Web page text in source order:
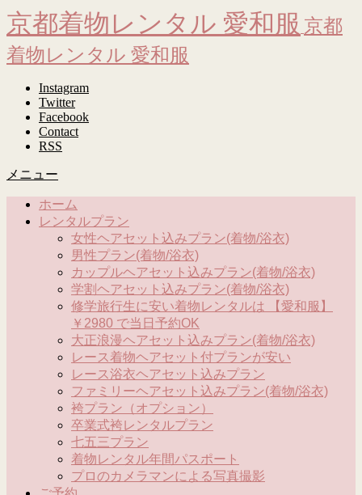
京都着物レンタル 愛和服 京都
着物レンタル 愛和服
Instagram
Twitter
Facebook
Contact
RSS
メニュー
ホーム
レンタルプラン
女性ヘアセット込みプラン(着物/浴衣)
男性プラン(着物/浴衣)
カップルヘアセット込みプラン(着物/浴衣)
学割ヘアセット込みプラン(着物/浴衣)
修学旅行生に安い着物レンタルは 【愛和服】
￥2980 で当日予約OK
大正浪漫ヘアセット込みプラン(着物/浴衣)
レース着物ヘアセット付プランが安い
レース浴衣ヘアセット込みプラン
ファミリーヘアセット込みプラン(着物/浴衣)
袴プラン（オプション）
卒業式袴レンタルプラン
七五三プラン
着物レンタル年間パスポート
プロのカメラマンによる写真撮影